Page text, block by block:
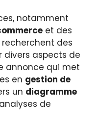
notamment
et des
des
divers aspects de
annonce qui met
en gestion de
un diagramme
de